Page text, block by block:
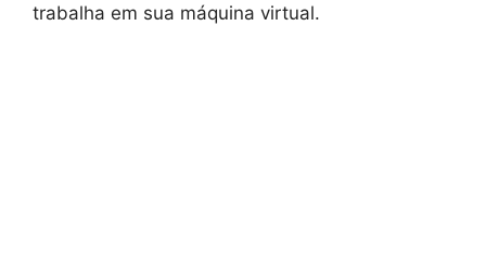
trabalha em sua máquina virtual.